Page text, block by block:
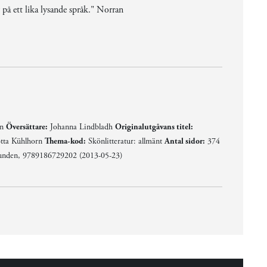
på ett lika lysande språk." Norran
Översättare: Johanna Lindbladh Originalutgåvans titel:
Kühlhorn Thema-kod: Skönlitteratur: allmäntAntal sidor: 374
9789186729202 (2013-05-23)